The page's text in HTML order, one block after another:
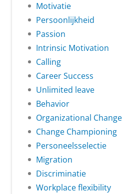
Motivatie
Persoonlijkheid
Passion
Intrinsic Motivation
Calling
Career Success
Unlimited leave
Behavior
Organizational Change
Change Championing
Personeelsselectie
Migration
Discriminatie
Workplace flexibility